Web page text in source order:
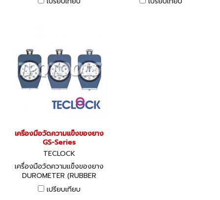
K7251 & JIS K 6301
เครื่องมือวัดความแข็งของยาง
GS-Series
TECLOCK
เครื่องมือวัดความแข็งของยาง
DUROMETER (RUBBER
HARDNESS TESTER) JIS
K6253 & SRIS STANDARD
เปรียบเทียบ